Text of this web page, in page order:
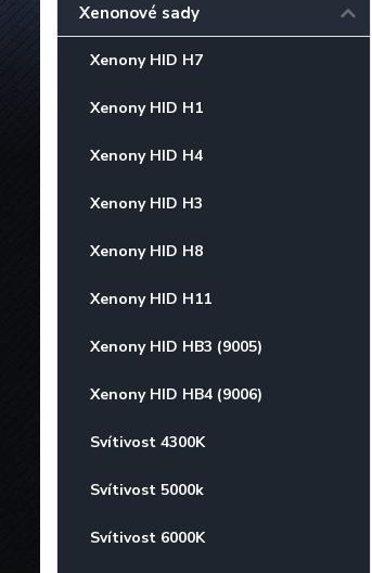
Xenonové sady
Xenony HID H7
Xenony HID H1
Xenony HID H4
Xenony HID H3
Xenony HID H8
Xenony HID H11
Xenony HID HB3 (9005)
Xenony HID HB4 (9006)
Svítivost 4300K
Svítivost 5000k
Svítivost 6000K